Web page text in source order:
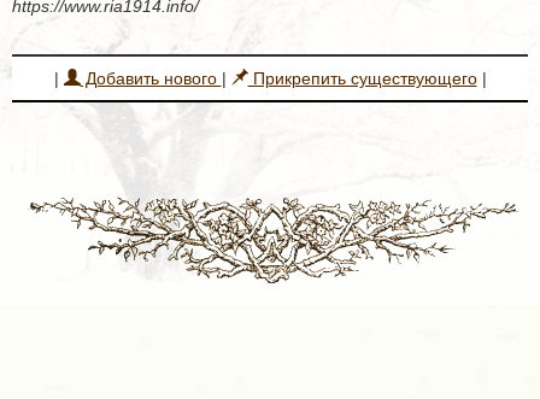
https://www.ria1914.info/
| Добавить нового | Прикрепить существующего|